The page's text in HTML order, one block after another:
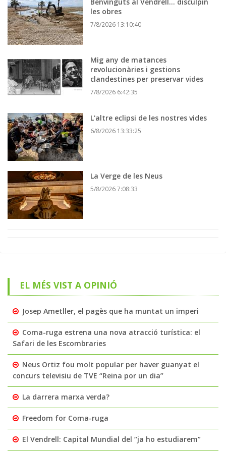
les obres
7/8/2026 13:10:40
Mig any de matances
revolucionàries i gestions
clandestines per preservar vides
7/8/2026 6:42:35
L'altre eclipsi de les nostres vides
6/8/2026 13:33:25
La Verge de les Neus
5/8/2026 7:08:33
EL MÉS VIST A OPINIÓ
Josep Ametller, el pagès que ha muntat un imperi
Coma-ruga estrena una nova atracció turística: el
Safari de les Escombraries
Neus Ortiz fou molt popular per haver guanyat el
concurs televisiu de TVE “Reina por un dia”
La darrera marxa verda?
Freedom for Coma-ruga
El Vendrell: Capital Mundial del “ja ho estudiarem”